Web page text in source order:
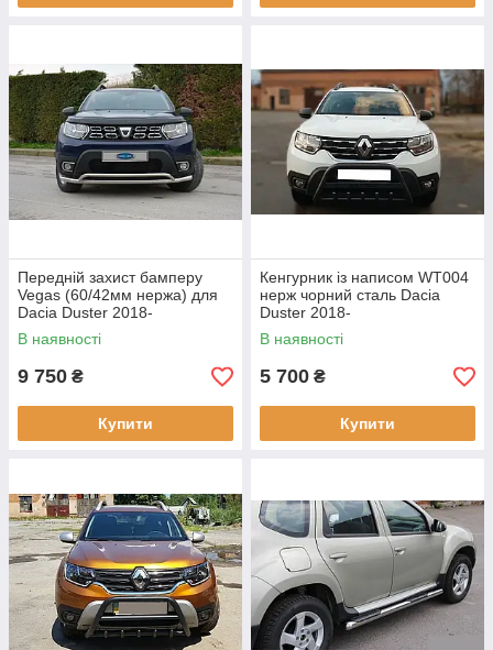
Передній захист бамперу
Vegas (60/42мм нержа) для
Dacia Duster 2018-
В наявності
9 750 ₴
Купити
Кенгурник із написом WT004
нерж чорний сталь Dacia
Duster 2018-
В наявності
5 700 ₴
Купити